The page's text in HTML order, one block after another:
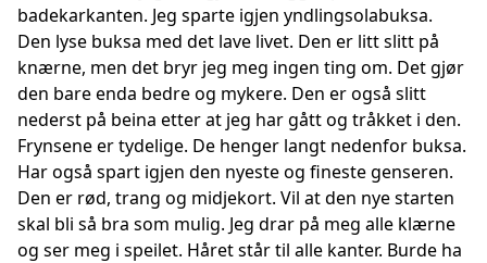
badekarkanten. Jeg sparte igjen yndlingsolabuksa.
Den lyse buksa med det lave livet. Den er litt slitt på
knærne, men det bryr jeg meg ingen ting om. Det gjør
den bare enda bedre og mykere. Den er også slitt
nederst på beina etter at jeg har gått og tråkket i den.
Frynsene er tydelige. De henger langt nedenfor buksa.
Har også spart igjen den nyeste og fineste genseren.
Den er rød, trang og midjekort. Vil at den nye starten
skal bli så bra som mulig. Jeg drar på meg alle klærne
og ser meg i speilet. Håret står til alle kanter. Burde ha